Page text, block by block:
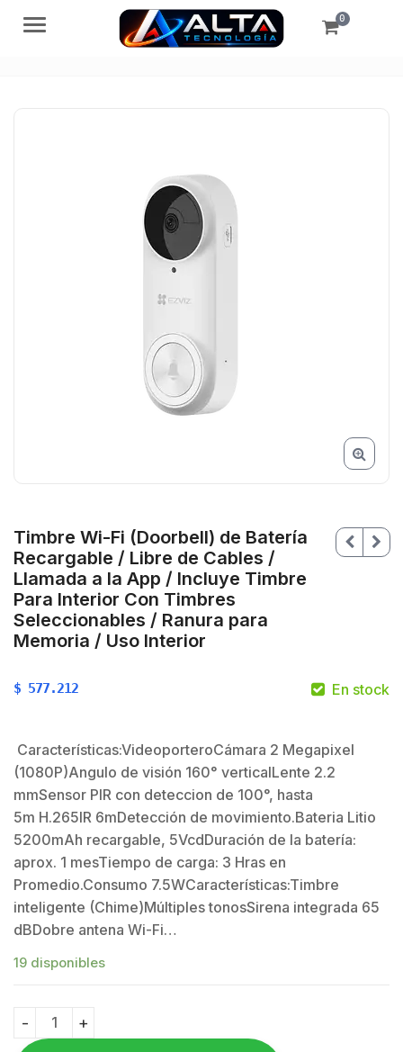
Menú 0
Timbre Wi-Fi (Doorbell) de Batería
Recargable / Libre de Cables /
Llamada a la App / Incluye Timbre
Para Interior Con Timbres
Seleccionables / Ranura para
Memoria / Uso Interior
$ 577.212 En stock
Características:VideoporteroCámara 2 Megapixel
(1080P)Angulo de visión 160° verticalLente 2.2
mmSensor PIR con deteccion de 100°, hasta
5m H.265IR 6mDetección de movimiento.Bateria Litio
5200mAh recargable, 5VcdDuración de la batería:
aprox. 1 mesTiempo de carga: 3 Hras en
Promedio.Consumo 7.5WCaracterísticas:Timbre
inteligente (Chime)Múltiples tonosSirena integrada 65
dBDobre antena Wi-Fi…
19 disponibles
Timbre Wi-Fi (Doorbell) de Batería Recargable /